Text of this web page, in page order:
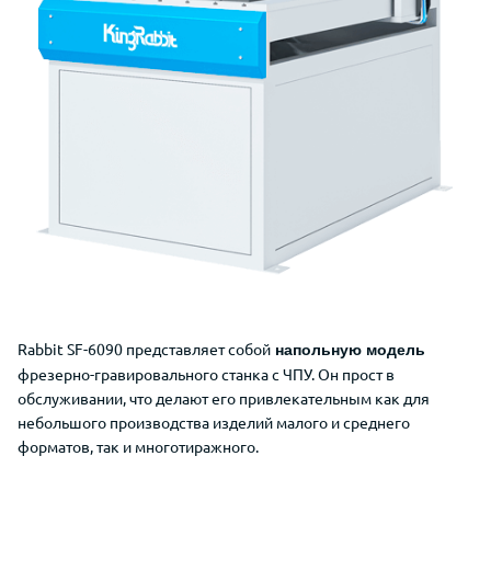
Rabbit SF-6090 представляет собой напольную модель
фрезерно-гравировального станка с ЧПУ. Он прост в
обслуживании, что делают его привлекательным как для
небольшого производства изделий малого и среднего
форматов, так и многотиражного.